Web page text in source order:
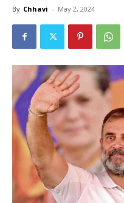
By Chhavi - May 2, 2024